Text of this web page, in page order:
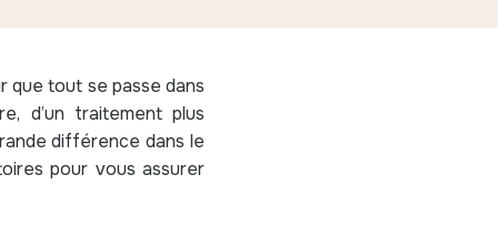
tout se passe dans
d’un traitement plus
différence dans le
pour vous assurer